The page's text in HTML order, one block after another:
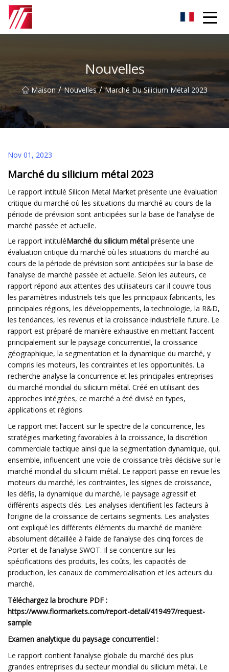
Nouvelles
Maison / Nouvelles / Marché Du Silicium Métal 2023
Nov 01, 2023
Marché du silicium métal 2023
Le rapport intitulé Silicon Metal Market présente une évaluation
critique du marché où les situations du marché au cours de la
période de prévision sont anticipées sur la base de l’analyse de
marché passée et actuelle.
Le rapport intituléMarché du silicium métal présente une
évaluation critique du marché où les situations du marché au
cours de la période de prévision sont anticipées sur la base de
l’analyse de marché passée et actuelle. Selon les auteurs, ce
rapport répond aux attentes des utilisateurs car il couvre tous
les paramètres industriels tels que les principaux fabricants, les
principales régions, les développements, la technologie, la R&D,
les tendances, les revenus et la croissance industrielle future. Le
rapport est préparé de manière exhaustive en mettant l’accent
principalement sur le paysage concurrentiel, la croissance
géographique, la segmentation et la dynamique du marché, y
compris les moteurs, les contraintes et les opportunités. La
recherche analyse la concurrence et les principales entreprises
du marché mondial du silicium métal. Créé en utilisant des
approches intégrées, ce marché a été divisé en types,
applications et régions.
Le rapport met l’accent sur le spectre de la concurrence, les
stratégies marketing favorables à la croissance, la discrétion
commerciale tactique ainsi que la segmentation dynamique, qui,
ensemble, influencent une voie de croissance très décisive sur le
marché mondial du silicium métal. Le rapport passe en revue les
moteurs du marché, les contraintes, les signes de croissance,
les défis, la dynamique du marché, le paysage agressif et
différents aspects clés. Les analyses identifient les facteurs à
l’origine de la croissance de certains segments. Les analystes
ont expliqué les différents éléments du marché de manière
absolument détaillée à l’aide de l’analyse des cinq forces de
Porter et de l’analyse SWOT. Il se concentre sur les
spécifications des produits, les coûts, les capacités de
production, les canaux de commercialisation et les acteurs du
marché.
Téléchargez la brochure PDF :
https://www.fiormarkets.com/report-detail/419497/request-
sample
Examen analytique du paysage concurrentiel :
Le rapport contient l’analyse globale du marché des plus
grandes entreprises du secteur mondial du silicium métal. Le